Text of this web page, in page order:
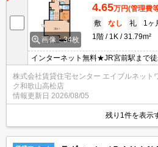
画像：34枚
4.65万円(管理費
敷
なし 礼
1ヶ
1階
1K 31.79m²
インターネット無料★JR宮前駅まで
株式会社賃貸住宅センター エイブルネット
ク和歌山高松店
情報更新日 2026/08/05
残り1件を表示